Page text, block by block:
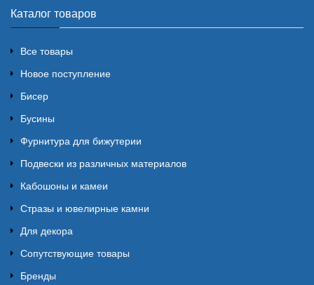
Каталог товаров
Все товары
Новое поступление
Бисер
Бусины
Фурнитура для бижутерии
Подвески из различных материалов
Кабошоны и камеи
Стразы и ювелирные камни
Для декора
Сопутствующие товары
Бренды